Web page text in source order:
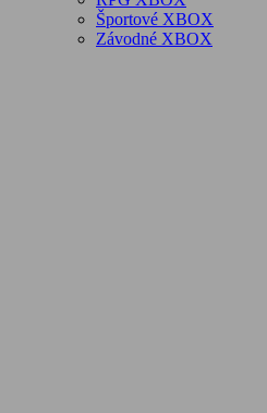
Športové XBOX
Závodné XBOX